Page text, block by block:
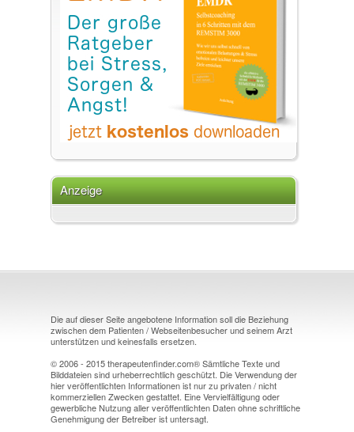
Anzeige
Die auf dieser Seite angebotene Information soll die Beziehung
zwischen dem Patienten / Webseitenbesucher und seinem Arzt
unterstützen und keinesfalls ersetzen.
© 2006 - 2015 therapeutenfinder.com® Sämtliche Texte und
Bilddateien sind urheberrechtlich geschützt. Die Verwendung der
hier veröffentlichten Informationen ist nur zu privaten / nicht
kommerziellen Zwecken gestattet. Eine Vervielfältigung oder
gewerbliche Nutzung aller veröffentlichten Daten ohne schriftliche
Genehmigung der Betreiber ist untersagt.